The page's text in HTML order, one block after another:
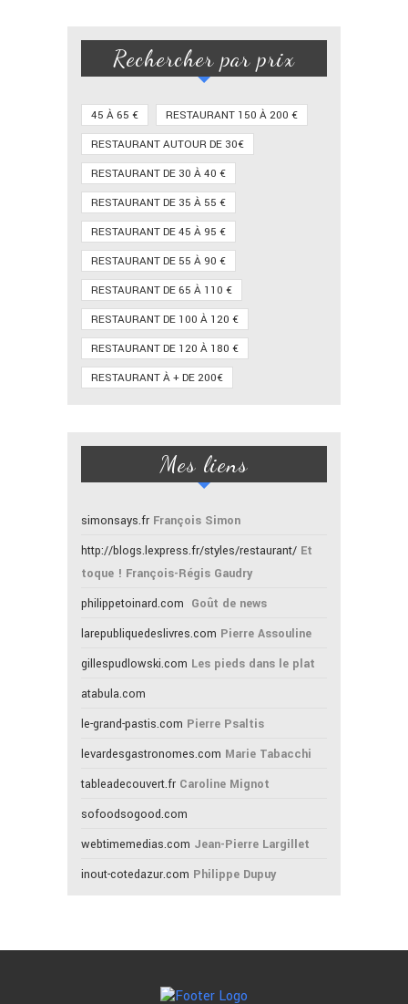
Rechercher par prix
45 À 65 €
RESTAURANT 150 À 200 €
RESTAURANT AUTOUR DE 30€
RESTAURANT DE 30 À 40 €
RESTAURANT DE 35 À 55 €
RESTAURANT DE 45 À 95 €
RESTAURANT DE 55 À 90 €
RESTAURANT DE 65 À 110 €
RESTAURANT DE 100 À 120 €
RESTAURANT DE 120 À 180 €
RESTAURANT À + DE 200€
Mes liens
simonsays.fr François Simon
http://blogs.lexpress.fr/styles/restaurant/ Et
toque ! François-Régis Gaudry
philippetoinard.com Goût de news
larepubliquedeslivres.com Pierre Assouline
gillespudlowski.com Les pieds dans le plat
atabula.com
le-grand-pastis.com Pierre Psaltis
levardesgastronomes.com Marie Tabacchi
tableadecouvert.fr Caroline Mignot
sofoodsogood.com
webtimemedias.com Jean-Pierre Largillet
inout-cotedazur.com Philippe Dupuy